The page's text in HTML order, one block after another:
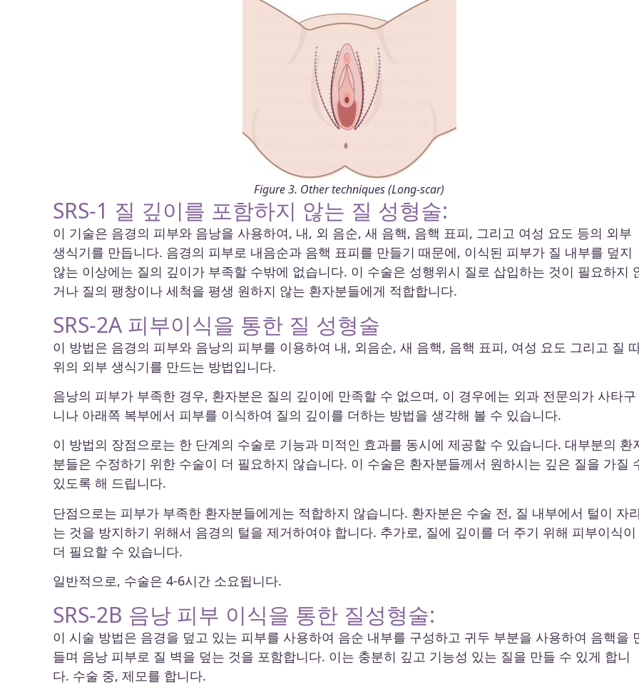
Figure 3. Other techniques (Long-scar)
SRS-1 질 깊이를 포함하지 않는 질 성형술:
이 기술은 음경의 피부와 음낭을 사용하여, 내, 외 음순, 새 음핵, 음핵 표피, 그리고 여성 요도 등의 외부
생식기를 만듭니다. 음경의 피부로 내음순과 음핵 표피를 만들기 때문에, 이식된 피부가 질 내부를 덮지
않는 이상에는 질의 깊이가 부족할 수밖에 없습니다. 이 수술은 성행위시 질로 삽입하는 것이 필요하지
거나 질의 팽창이나 세척을 평생 원하지 않는 환자분들에게 적합합니다.
SRS-2A 피부이식을 통한 질 성형술
이 방법은 음경의 피부와 음낭의 피부를 이용하여 내, 외음순, 새 음핵, 음핵 표피, 여성 요도 그리고 질
위의 외부 생식기를 만드는 방법입니다.
음낭의 피부가 부족한 경우, 환자분은 질의 깊이에 만족할 수 없으며, 이 경우에는 외과 전문의가 사타구
니나 아래쪽 복부에서 피부를 이식하여 질의 깊이를 더하는 방법을 생각해 볼 수 있습니다.
이 방법의 장점으로는 한 단계의 수술로 기능과 미적인 효과를 동시에 제공할 수 있습니다. 대부분의 환
분들은 수정하기 위한 수술이 더 필요하지 않습니다. 이 수술은 환자분들께서 원하시는 깊은 질을 가질
있도록 해 드립니다.
단점으로는 피부가 부족한 환자분들에게는 적합하지 않습니다. 환자분은 수술 전, 질 내부에서 털이 자
는 것을 방지하기 위해서 음경의 털을 제거하여야 합니다. 추가로, 질에 깊이를 더 주기 위해 피부이식이
더 필요할 수 있습니다.
일반적으로, 수술은 4-6시간 소요됩니다.
SRS-2B 음낭 피부 이식을 통한 질성형술:
이 시술 방법은 음경을 덮고 있는 피부를 사용하여 음순 내부를 구성하고 귀두 부분을 사용하여 음핵을
들며 음낭 피부로 질 벽을 덮는 것을 포함합니다. 이는 충분히 깊고 기능성 있는 질을 만들 수 있게 합니
다. 수술 중, 제모를 합니다.